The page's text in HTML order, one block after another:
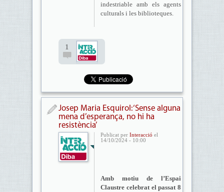
indestriable amb els agents
culturals i les biblioteques.
1
Josep Maria Esquirol:‘Sense alguna
mena d’esperança, no hi ha
resistència’
Publicat per Interacció el
14/10/2024 - 10:00
Amb motiu de l’Espai
Claustre celebrat el passat 8